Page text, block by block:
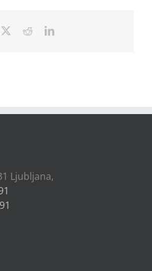
RedditLinkedIn
Ljubljana,